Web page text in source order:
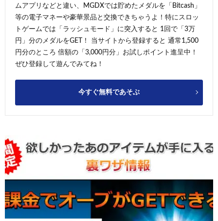
ムアプリなどと違い、MGDXでは貯めたメダルを「Bitcash」
等の電子マネーや豪華景品と交換できちゃうよ！特にスロッ
トゲームでは「ラッシュモード」に突入すると 1回で「3万
円」分のメダルをGET！ 当サイトから登録すると 通常1,500
円分のところ 倍額の「3,000円分」お試しポイント進呈中！
ぜひ登録して遊んでみてね！
今すぐ無料であそぶ